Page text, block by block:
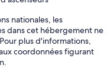
nationales, les
dans cet hébergement ne
plus d'informations,
coordonnées figurant